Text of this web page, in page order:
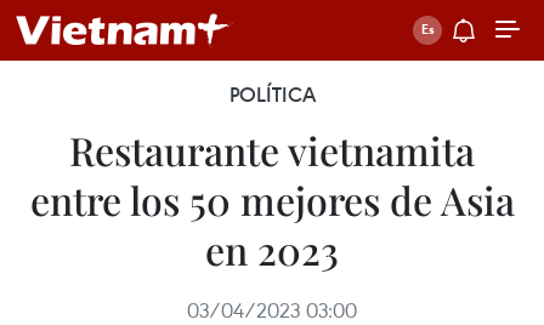
POLÍTICA
Restaurante vietnamita
entre los 50 mejores de Asia
en 2023
03/04/2023 03:00